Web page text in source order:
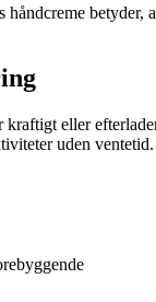
eller
uden ventetid.